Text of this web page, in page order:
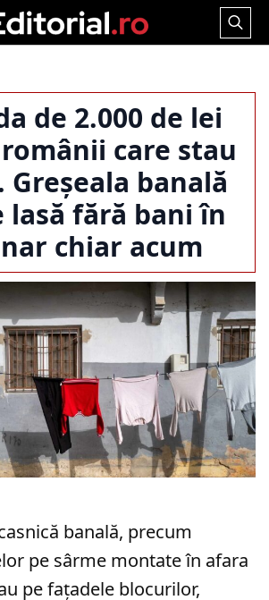
Search
de 2.000 de lei
care stau
Greșeala banală
lasă fără bani în
chiar acum
banală, precum
pe sârme montate în afara
pe fațadele blocurilor,